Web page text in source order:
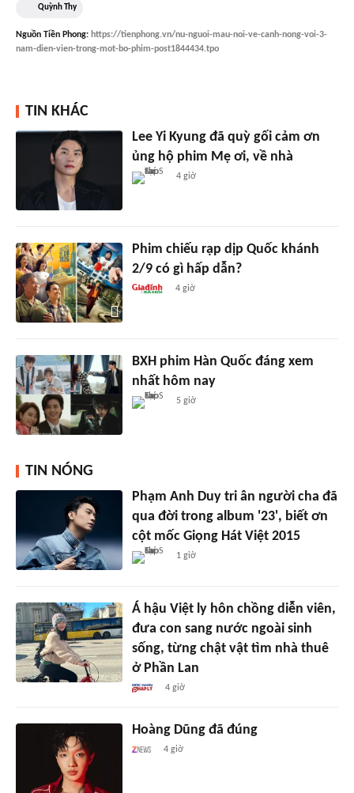
Quỳnh Thy
Nguồn Tiền Phong: https://tienphong.vn/nu-nguoi-mau-noi-ve-canh-nong-voi-3-
nam-dien-vien-trong-mot-bo-phim-post1844434.tpo
TIN KHÁC
Lee Yi Kyung đã quỳ gối cảm ơn
ủng hộ phim Mẹ ơi, về nhà
4 giờ
Phim chiếu rạp dịp Quốc khánh
2/9 có gì hấp dẫn?
4 giờ
BXH phim Hàn Quốc đáng xem
nhất hôm nay
5 giờ
TIN NÓNG
Phạm Anh Duy tri ân người cha đã
qua đời trong album '23', biết ơn
cột mốc Giọng Hát Việt 2015
1 giờ
Á hậu Việt ly hôn chồng diễn viên,
đưa con sang nước ngoài sinh
sống, từng chật vật tìm nhà thuê
ở Phần Lan
4 giờ
Hoàng Dũng đã đúng
4 giờ